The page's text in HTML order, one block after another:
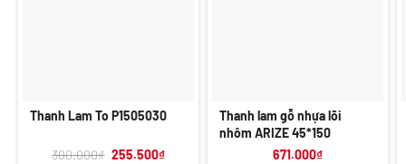
Thanh Lam To P1505030
300.000₫ Giá
255.500₫Giá
Thanh lam gỗ nhựa lõi
nhôm ARIZE 45*150
671.000₫